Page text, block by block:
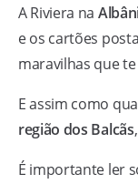
A Riviera na
e os cartões
maravilhas que
E assim como
região dos Balcãs
É importante ler